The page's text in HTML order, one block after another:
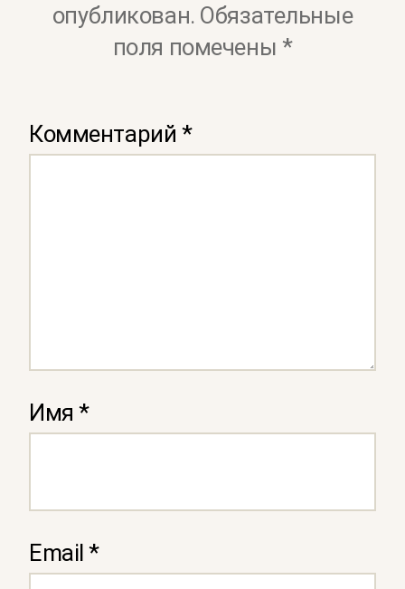
опубликован. Обязательные
поля помечены *
Комментарий *
Имя*
Email*